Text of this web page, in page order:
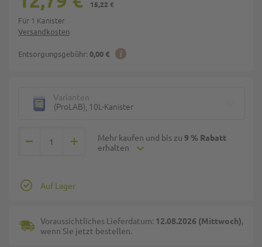
Versandkosten
Entsorgungsgebühr: 0,00 €
15,22 €
Für 1 Kanister
Varianten
(ProLAB), 10L-Kanister
Mehr kaufen und bis zu 9 % Rabatt
erhalten
Auf Lager
Voraussichtliches Lieferdatum: 12.08.2026 (Mittwoch),
wenn Sie jetzt bestellen.